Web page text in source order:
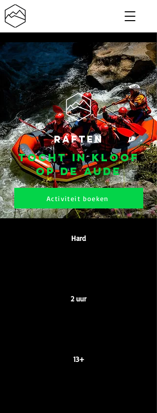
Raften
Tocht in kloof
op de Aude
Activiteit boeken
Hard
2 uur
13+